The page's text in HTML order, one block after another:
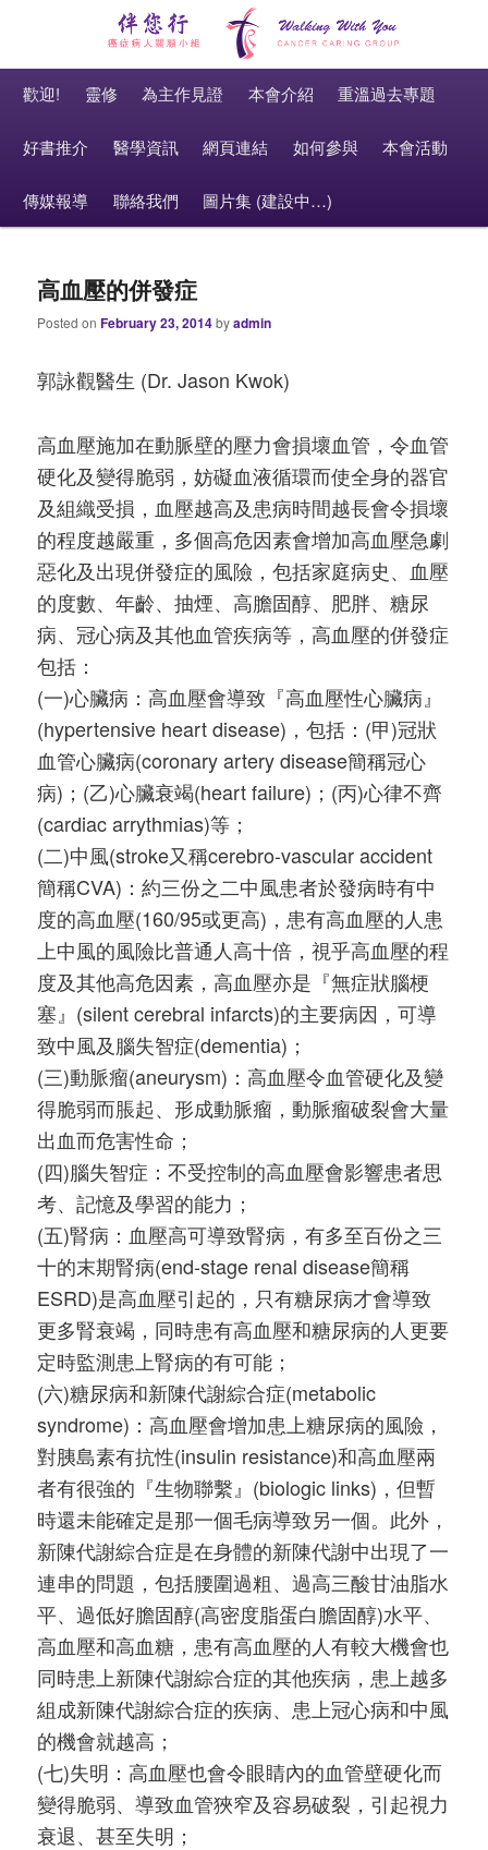
伴您行 Walking With You
癌症病人關顧小組 Cancer Caring Group
Skip to primary content
Skip to secondary content
歡迎! 靈修 為主作見證 本會介紹 重溫過去專題
好書推介 醫學資訊 網頁連結 如何參與 本會活動
傳媒報導 聯絡我們 圖片集 (建設中…)
高血壓的併發症
Posted onFebruary 23, 2014byadmin
郭詠觀醫生 (Dr. Jason Kwok)
高血壓施加在動脈壁的壓力會損壞血管，令血管
硬化及變得脆弱，妨礙血液循環而使全身的器官
及組織受損，血壓越高及患病時間越長會令損壞
的程度越嚴重，多個高危因素會增加高血壓急劇
惡化及出現併發症的風險，包括家庭病史、血壓
的度數、年齡、抽煙、高膽固醇、肥胖、糖尿
病、冠心病及其他血管疾病等，高血壓的併發症
包括：
(一)心臟病：高血壓會導致『高血壓性心臟病』
(hypertensive heart disease)，包括：(甲)冠狀
血管心臟病(coronary artery disease簡稱冠心
病)；(乙)心臟衰竭(heart failure)；(丙)心律不齊
(cardiac arrythmias)等；
(二)中風(stroke又稱cerebro-vascular accident
簡稱CVA)：約三份之二中風患者於發病時有中
度的高血壓(160/95或更高)，患有高血壓的人患
上中風的風險比普通人高十倍，視乎高血壓的程
度及其他高危因素，高血壓亦是『無症狀腦梗
塞』(silent cerebral infarcts)的主要病因，可導
致中風及腦失智症(dementia)；
(三)動脈瘤(aneurysm)：高血壓令血管硬化及變
得脆弱而脹起、形成動脈瘤，動脈瘤破裂會大量
出血而危害性命；
(四)腦失智症：不受控制的高血壓會影響患者思
考、記憶及學習的能力；
(五)腎病：血壓高可導致腎病，有多至百份之三
十的末期腎病(end-stage renal disease簡稱
ESRD)是高血壓引起的，只有糖尿病才會導致
更多腎衰竭，同時患有高血壓和糖尿病的人更要
定時監測患上腎病的有可能；
(六)糖尿病和新陳代謝綜合症(metabolic
syndrome)：高血壓會增加患上糖尿病的風險，
對胰島素有抗性(insulin resistance)和高血壓兩
者有很強的『生物聯繫』(biologic links)，但暫
時還未能確定是那一個毛病導致另一個。此外，
新陳代謝綜合症是在身體的新陳代謝中出現了一
連串的問題，包括腰圍過粗、過高三酸甘油脂水
平、過低好膽固醇(高密度脂蛋白膽固醇)水平、
高血壓和高血糖，患有高血壓的人有較大機會也
同時患上新陳代謝綜合症的其他疾病，患上越多
組成新陳代謝綜合症的疾病、患上冠心病和中風
的機會就越高；
(七)失明：高血壓也會令眼睛內的血管壁硬化而
變得脆弱、導致血管狹窄及容易破裂，引起視力
衰退、甚至失明；